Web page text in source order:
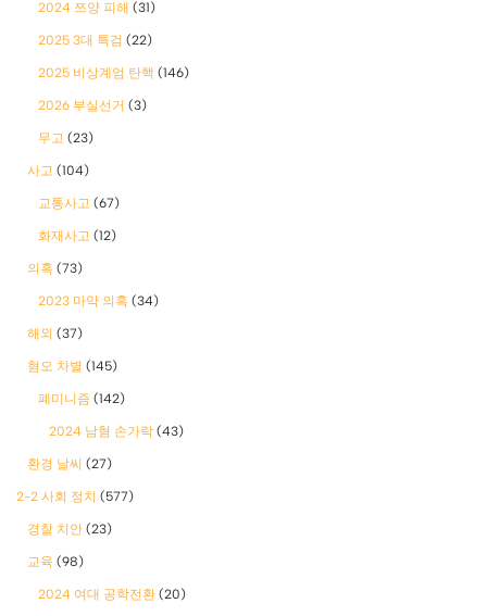
2024 쯔양 피해 (31)
2025 3대 특검 (22)
2025 비상계엄 탄핵 (146)
2026 부실선거 (3)
무고 (23)
사고 (104)
교통사고 (67)
화재사고 (12)
의혹 (73)
2023 마약 의혹 (34)
해외 (37)
혐오 차별 (145)
폐미니즘 (142)
2024 남혐 손가락 (43)
환경 날씨 (27)
2-2 사회 정치 (577)
경찰 치안 (23)
교육 (98)
2024 여대 공학전환 (20)